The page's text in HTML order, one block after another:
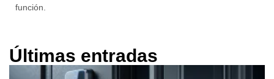
función.
Últimas entradas